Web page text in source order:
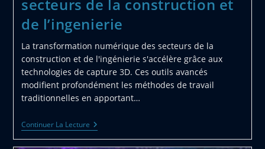
secteurs de la construction et
de l’ingenierie
La transformation numérique des secteurs de la
construction et de l'ingénierie s'accélère grâce aux
technologies de capture 3D. Ces outils avancés
modifient profondément les méthodes de travail
traditionnelles en apportant…
Continuer La LectureComment
Les